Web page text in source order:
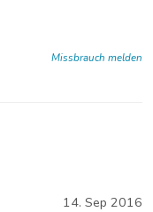
Missbrauch melden
14. Sep 2016